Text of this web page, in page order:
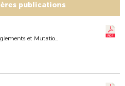
publications
Commission Régionale des Règlements et Mutations